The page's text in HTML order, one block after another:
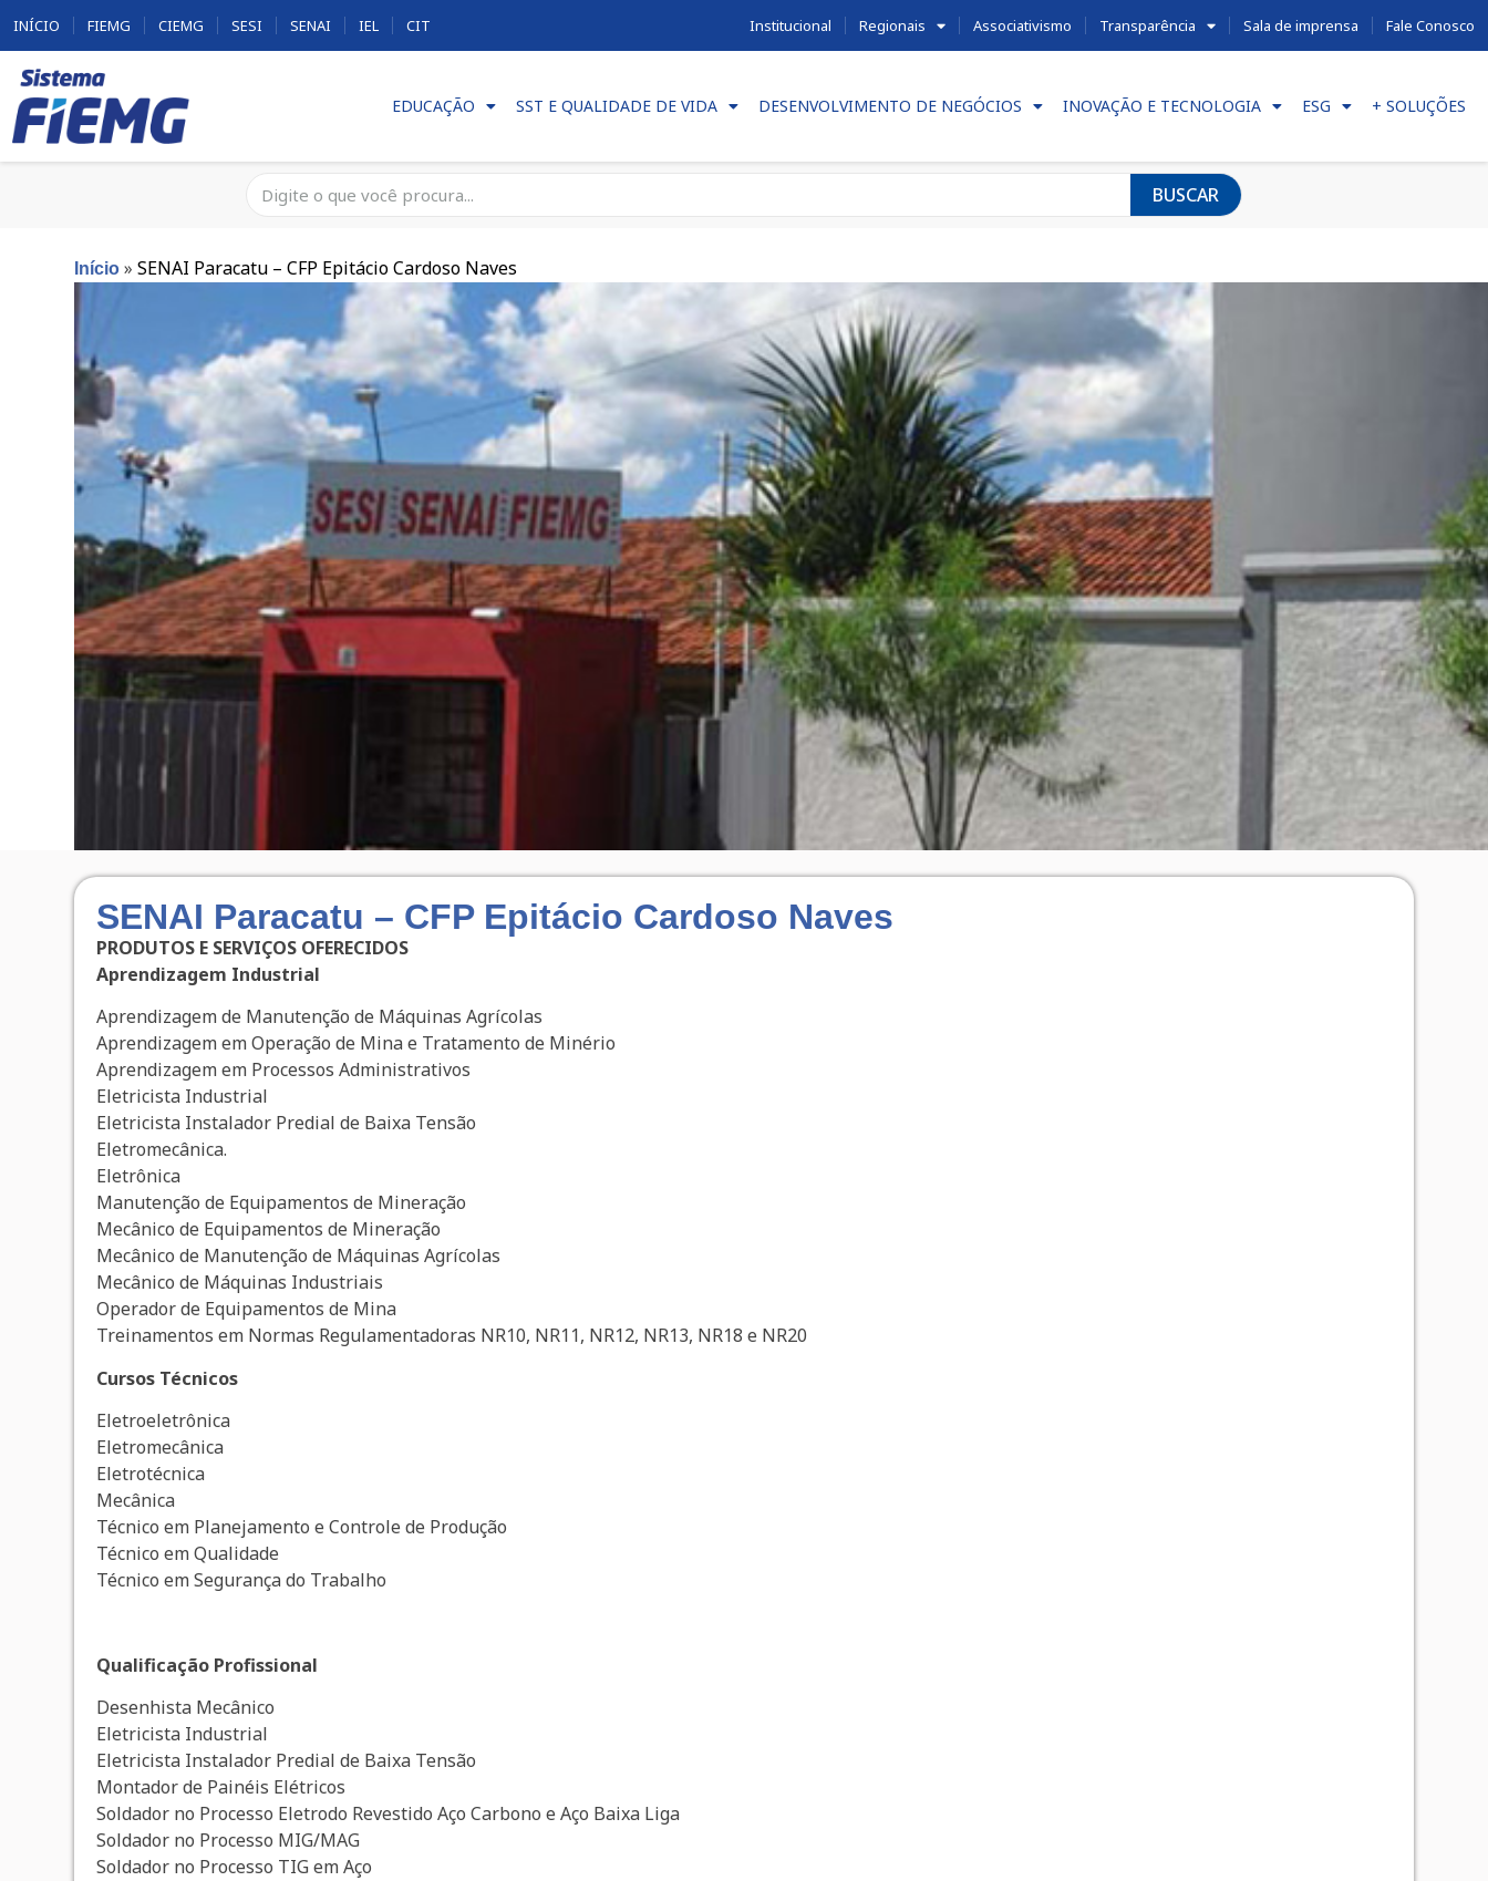
INÍCIO FIEMG CIEMG SESI SENAI IEL CIT Institucional Regionais Associativismo Transparência Sala de imprensa Fale Conosco
EDUCAÇÃO SST E QUALIDADE DE VIDA DESENVOLVIMENTO DE NEGÓCIOS INOVAÇÃO E TECNOLOGIA ESG + SOLUÇÕES
BUSCAR
Início »SENAI Paracatu – CFP Epitácio Cardoso Naves
SENAI Paracatu – CFP Epitácio Cardoso Naves
PRODUTOS E SERVIÇOS OFERECIDOS
Aprendizagem Industrial
Aprendizagem de Manutenção de Máquinas Agrícolas
Aprendizagem em Operação de Mina e Tratamento de Minério
Aprendizagem em Processos Administrativos
Eletricista Industrial
Eletricista Instalador Predial de Baixa Tensão
Eletromecânica.
Eletrônica
Manutenção de Equipamentos de Mineração
Mecânico de Equipamentos de Mineração
Mecânico de Manutenção de Máquinas Agrícolas
Mecânico de Máquinas Industriais
Operador de Equipamentos de Mina
Treinamentos em Normas Regulamentadoras NR10, NR11, NR12, NR13, NR18 e NR20
Cursos Técnicos
Eletroeletrônica
Eletromecânica
Eletrotécnica
Mecânica
Técnico em Planejamento e Controle de Produção
Técnico em Qualidade
Técnico em Segurança do Trabalho
Qualificação Profissional
Desenhista Mecânico
Eletricista Industrial
Eletricista Instalador Predial de Baixa Tensão
Montador de Painéis Elétricos
Soldador no Processo Eletrodo Revestido Aço Carbono e Aço Baixa Liga
Soldador no Processo MIG/MAG
Soldador no Processo TIG em Aço